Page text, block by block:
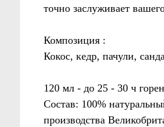
точно заслуживает
Композиция :
Кокос, кедр, пачули,
120 мл - до 25 - 30 ч
Состав: 100%
производства